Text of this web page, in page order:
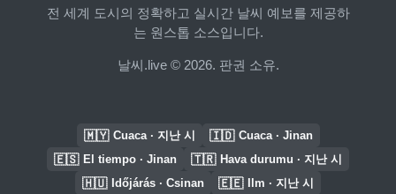
전 세계 도시의 정확하고 실시간 날씨 예보를 제공하
는 원스톱 소스입니다.
날씨.live © 2026. 판권 소유.
🇲🇾 Cuaca · 지난 시 🇮🇩 Cuaca · Jinan
🇪🇸 El tiempo · Jinan 🇹🇷 Hava durumu · 지난 시
🇭🇺 Időjárás · Csinan 🇪🇪 Ilm · 지난 시